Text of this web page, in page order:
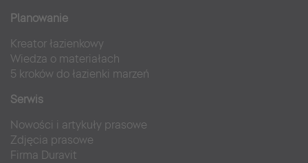
Planowanie
Kreator łazienkowy
Wiedza o materiałach
5 kroków do łazienki marzeń
Serwis
Nowości i artykuły prasowe
Zdjęcia prasowe
Firma Duravit